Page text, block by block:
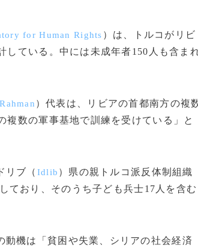
for Human Rights ）は、トルコがリビ
している。中には未成年者150人も含ま
）代表は、リビアの首都南方の複
複数の軍事基地で訓練を受けている」と
リブ（ Idlib ）県の親トルコ派反体制組織
ており、そのうち子ども兵士17人を含む
機は「貧困や失業、シリアの社会経済